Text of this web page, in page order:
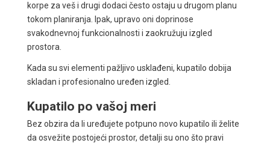
korpe za veš i drugi dodaci često ostaju u drugom planu
tokom planiranja. Ipak, upravo oni doprinose
svakodnevnoj funkcionalnosti i zaokružuju izgled
prostora.
Kada su svi elementi pažljivo usklađeni, kupatilo dobija
skladan i profesionalno uređen izgled.
Kupatilo po vašoj meri
Bez obzira da li uređujete potpuno novo kupatilo ili želite
da osvežite postojeći prostor, detalji su ono što pravi